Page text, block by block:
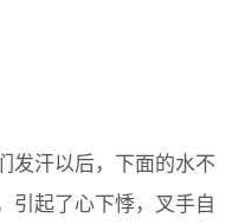
发汗以后，下面的水不
引起了心下悸，叉手自